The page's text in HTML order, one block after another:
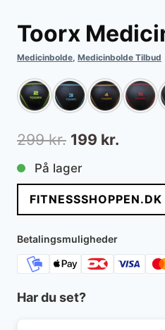
Toorx
Medicinbolde Medicinbolde Tilbud
299kr. Den
oprindelige
pris
var:
299 kr..
199 kr.
pris
er:
På lager
Betalingsmuligheder
Har du set?